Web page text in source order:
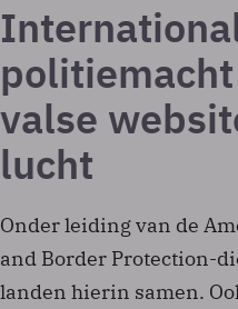
valse
lucht
Onder leiding van de
and Border Protection-
landen hierin samen.